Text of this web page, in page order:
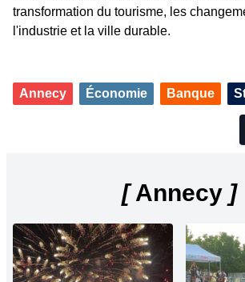
transformation du tourisme, les
l'industrie et la ville durable.
Annecy Économie Banque
[Annecy ]